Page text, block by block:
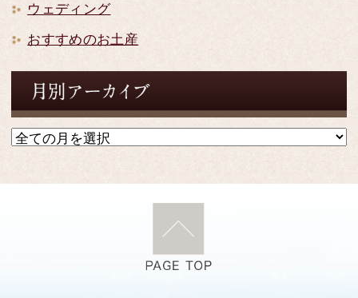
ウェディング
おすすめのお土産